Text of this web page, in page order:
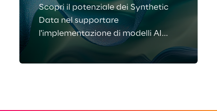
Scopri il potenziale dei Synthetic
Data nel supportare
l'implementazione di modelli AI
specializzati in diverse industry e